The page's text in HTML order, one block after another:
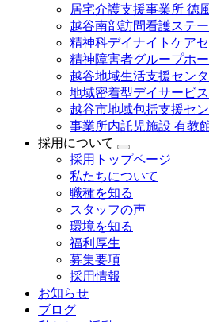
居宅介護支援事業所 徳
越谷南部訪問看護ステ
精神科デイナイトケア
精神障害者グループホ
越谷地域生活支援セン
地域密着型デイサービ
越谷市地域包括支援セ
事業所内託児施設 有教
採用について
採用トップページ
私たちについて
職種を知る
スタッフの声
環境を知る
福利厚生
募集要項
採用情報
お知らせ
ブログ